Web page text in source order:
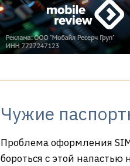
Чужие
Проблема оформления
бороться с этой